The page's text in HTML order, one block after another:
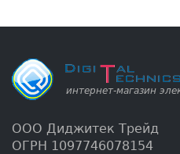
ООО Диджитек Трейд
ОГРН 1097746078154